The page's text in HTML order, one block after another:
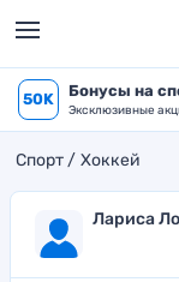
50K Бонусы на
Эксклюзивные
Спорт Хоккей
Лариса